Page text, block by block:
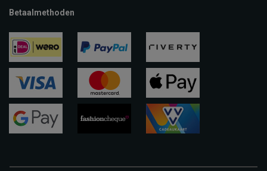
Betaalmethoden
ideal paypal riverty
visa
apple-
pay